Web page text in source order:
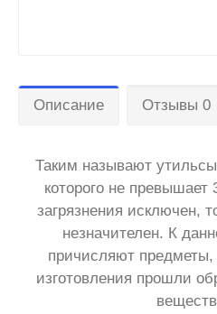
Описание Отзывы 0
Таким называют
которого не превышает
загрязнения исключен,
незначителен. К
причисляют предметы,
изготовления прошли